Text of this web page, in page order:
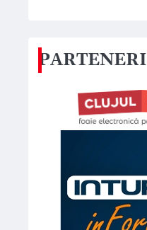
PARTENERI